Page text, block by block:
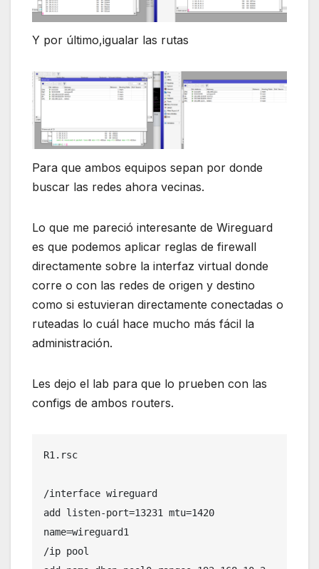
Y por último,igualar las rutas
Para que ambos equipos sepan por donde
buscar las redes ahora vecinas.
Lo que me pareció interesante de Wireguard
es que podemos aplicar reglas de firewall
directamente sobre la interfaz virtual donde
corre o con las redes de origen y destino
como si estuvieran directamente conectadas o
ruteadas lo cuál hace mucho más fácil la
administración.
Les dejo el lab para que lo prueben con las
configs de ambos routers.
R1.rsc
/interface wireguard
add listen-port=13231 mtu=1420
name=wireguard1
/ip pool